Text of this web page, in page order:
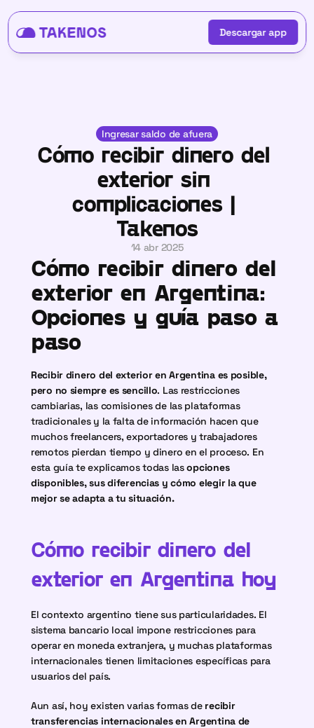
Descargar app
Descargar app
Ingresar saldo de afuera
Cómo recibir dinero del
exterior sin
complicaciones |
Takenos
14 abr 2025
Cómo recibir dinero del
exterior en Argentina:
Opciones y guía paso a
paso
Recibir dinero del exterior en Argentina es posible,
pero no siempre es sencillo. Las restricciones
cambiarias, las comisiones de las plataformas
tradicionales y la falta de información hacen que
muchos freelancers, exportadores y trabajadores
remotos pierdan tiempo y dinero en el proceso. En
esta guía te explicamos todas las opciones
disponibles, sus diferencias y cómo elegir la que
mejor se adapta a tu situación.
Cómo recibir dinero del
exterior en Argentina hoy
El contexto argentino tiene sus particularidades. El
sistema bancario local impone restricciones para
operar en moneda extranjera, y muchas plataformas
internacionales tienen limitaciones específicas para
usuarios del país.
Aun así, hoy existen varias formas de recibir
transferencias internacionales en Argentina de